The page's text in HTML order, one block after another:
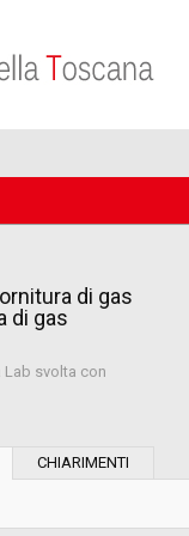
di gas
di gas
Lab svolta con
CHIARIMENTI